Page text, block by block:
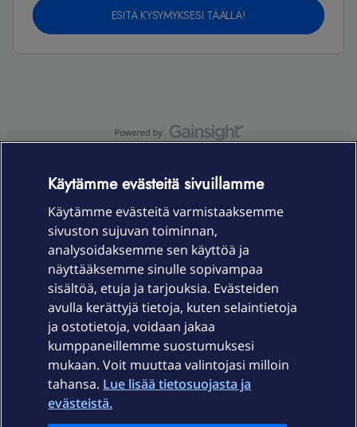
ESITÄ KYSYMYKSESI TÄÄLLÄ!
Laitteet & liittymät
Palvelut
Ajankohtaista
Käytämme evästeitä sivuillamme
Käytämme evästeitä varmistaaksemme
sivuston sujuvan toiminnan,
analysoidaksemme sen käyttöä ja
näyttääksemme sinulle sopivampaa
sisältöä, etuja ja tarjouksia. Evästeiden
avulla kerättyjä tietoja, kuten selaintietoja
ja ostotietoja, voidaan jakaa
kumppaneillemme suostumuksesi
mukaan. Voit muuttaa valintojasi milloin
tahansa. Lue lisää tietosuojasta ja
evästeistä.